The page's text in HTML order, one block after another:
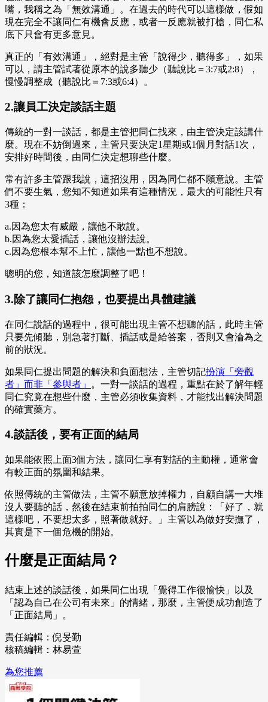
嘴，我稱之為「無效溝通」。在過去的時代可以這樣做，假如
現在完全不讓同仁有機會反應，或者一反應就被打槍，同仁私
底下只會有更多意見。
真正的「有效溝通」，絕對是主管「說得少，聽得多」，如果
可以，請主管試著從原本的說多聽少（聽說比＝3:7或2:8），
慢慢調整成（聽說比＝7:3或6:4）。
2.讓員工決定談話主題
傳統的一對一談話，都是主管把同仁找來，由主管決定該講什
麼。現在不妨倒過來，主管只要決定1星期或1個月對話1次，
安排好時間後，由同仁決定想聊些什麼。
常有許多主管跟我說，這招沒用，因為同仁都不願意說。主管
們不要生氣，您知不知道如果有這種情況，最大的可能性只有
3種：
a.因為您太有威嚴，讓他不敢說。
b.因為您太愛插話，讓他沒辦法說。
c.因為您根本幫不上忙，讓他一點也不想說。
聰明的您，知道該怎麼調整了吧！
3.除了讓同仁抱怨，也要提出具體建議
在同仁說話的過程中，很可能出現主管不想聽的話，此時主管
只要先傾聽，別急著打斷、插話或是給答案，否則又會淪為之
前的狀況。
如果同仁提出問題的解決和負面想法，主管切記扮演「旁觀
者」而非「參與者」
。一對一談話的過程，重點在於了解年輕
同仁究竟在想些什麼，主管必須收集資料，才能找出解決問題
的確實藥方。
4.談話後，要有正面的結局
如果能依照上面3個方法，讓同仁享有對話的主動權，通常會
有較正面的氛圍和結果。
依照傳統的主管做法，主管不願意放掉權力，自顧自講一大堆
沒人要聽的話，然後在結束前拍拍同仁的肩膀說：「好了，就
這樣吧，不要想太多，照著做就好。」主管以為做好安撫了，
其實是下一個危機的開始。
什麼是正面結局？
結束上述的談話後，如果同仁出現「覺得工作很愉快」以及
「認為自己在公司有未來」的情緒，那麼，主管便成功創造了
「正面結局」。
責任編輯：倪旻勤
核稿編輯：林易萱
為您推薦